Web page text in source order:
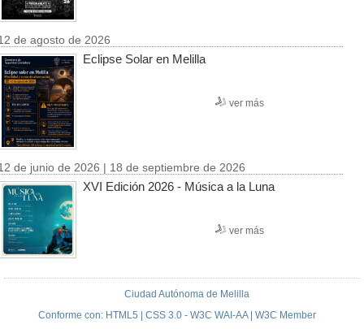
de agosto de 2026
Eclipse Solar en Melilla
ver más
de junio de 2026 | 18 de septiembre de 2026
XVI Edición 2026 - Música a la Luna
ver más
Ciudad Autónoma de Melilla
Conforme con: HTML5 | CSS 3.0 - W3C WAI-AA | W3C Member